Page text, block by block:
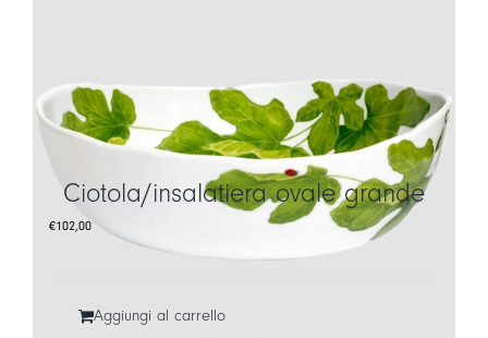
Ciotola/insalatiera ovale grande
€102,00
Aggiungi al carrello